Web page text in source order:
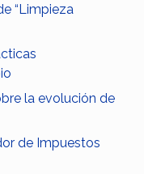
“Limpieza
la evolución de
de Impuestos